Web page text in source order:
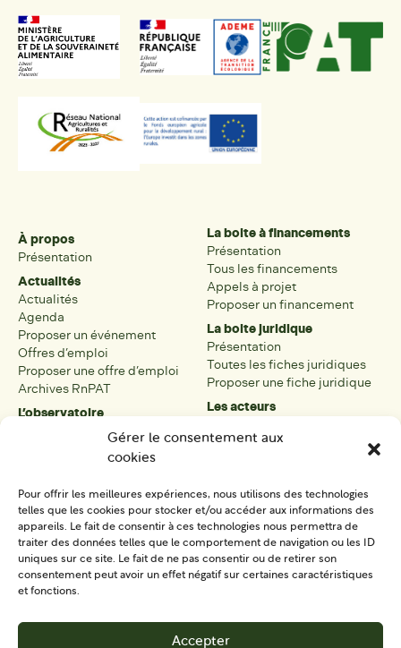
Gérer le consentement aux
cookies
Pour offrir les meilleures expériences, nous utilisons des technologies
telles que les cookies pour stocker et/ou accéder aux informations des
appareils. Le fait de consentir à ces technologies nous permettra de
traiter des données telles que le comportement de navigation ou les ID
uniques sur ce site. Le fait de ne pas consentir ou de retirer son
consentement peut avoir un effet négatif sur certaines caractéristiques
et fonctions.
Accepter
À propos
Présentation
Actualités
Actualités
Agenda
Proposer un événement
Offres d’emploi
Proposer une offre d’emploi
Archives RnPAT
L’observatoire
Présentation de l’observatoire
La boîte à outils
Présentation
Tous les outils
Proposer un outil
La boite à financements
Présentation
Tous les financements
Appels à projet
Proposer un financement
La boite juridique
Présentation
Toutes les fiches juridiques
Proposer une fiche juridique
Les acteurs
Tous les acteurs
CONTACT